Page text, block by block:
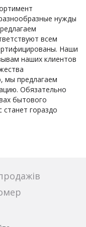
нужды
всем
Наши
наших клиентов
мы предлагаем
Обязательно
бытового
станет гораздо